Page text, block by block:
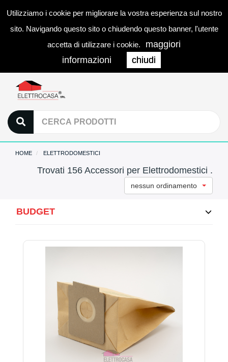
Utilizziamo i cookie per migliorare la vostra esperienza sul nostro
sito. Navigando questo sito o chiudendo questo banner, l'utente
accetta di utilizzare i cookie.
maggiori
informazioni
chiudi
0
HOME ELETTRODOMESTICI
Trovati 156 Accessori per Elettrodomestici .
nessun ordinamento
BUDGET